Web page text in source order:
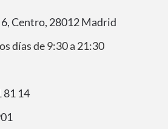
Centro, 28012 Madrid
días de9:30a 21:30
81 14